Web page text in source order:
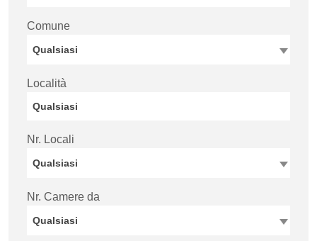
Comune
Qualsiasi
Località
Nr. Locali
Qualsiasi
Nr. Camere da
Qualsiasi